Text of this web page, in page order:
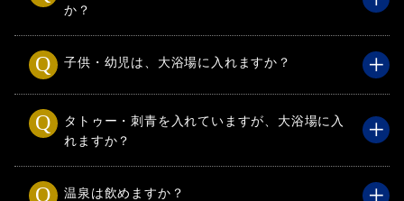
か？
子供・幼児は、大浴場に入れますか？
タトゥー・刺青を入れていますが、大浴場に入
れますか？
温泉は飲めますか？